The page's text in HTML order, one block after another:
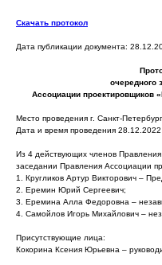
Скачать протокол
Дата публикации документа:
очередного
Ассоциации проектировщиков
Место проведения г. Санкт-
Дата и время проведения
Из 4 действующих членов
заседании Правления Ассоциации
1. Кругликов Артур Викторович –
2. Еремин Юрий Сергеевич;
3. Еремина Алла Федоровна –
4. Самойлов Игорь Михайлович –
Присутствующие лица:
Кокорина Ксения Юрьевна –